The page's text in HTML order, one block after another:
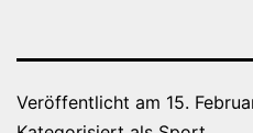
Veröffentlicht am 15.